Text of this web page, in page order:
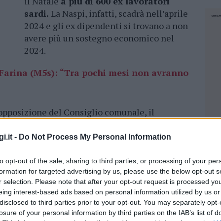
- Do Not Process My Personal Information
opt-out of the sale, sharing to third parties, or processing of your
for targeted advertising by us, please use the below opt-out
selection. Please note that after your opt-out request is processed
interest-based ads based on personal information utilized by us
to third parties prior to your opt-out. You may separately
of your personal information by third parties on the IAB’s list of
sardi. La Naspi, infatti, scadrà nell’aprile
2024 e gli ex dipendenti si trovano a non
avere più un sostegno economico nel
2024.
(M5s): “Tra pochi mesi non avranno
del Consiglio comunale, il
sociale. E ha parlato di un trattamento
da quelli di Alitalia non sono stati
a casa.
completamente dimenticati – dichiara
aprile e settembre 2024, non si intravede
loro. Si tratta soprattutto dei lavori nel